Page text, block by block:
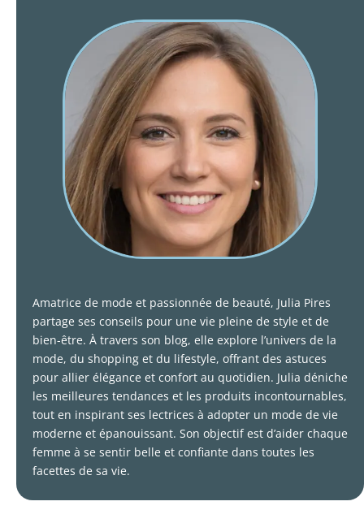
Amatrice de mode et passionnée de beauté, Julia Pires
partage ses conseils pour une vie pleine de style et de
bien-être. À travers son blog, elle explore l’univers de la
mode, du shopping et du lifestyle, offrant des astuces
pour allier élégance et confort au quotidien. Julia déniche
les meilleures tendances et les produits incontournables,
tout en inspirant ses lectrices à adopter un mode de vie
moderne et épanouissant. Son objectif est d’aider chaque
femme à se sentir belle et confiante dans toutes les
facettes de sa vie.